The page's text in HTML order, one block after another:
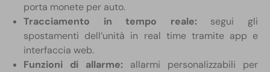
porta monete per auto.
Tracciamento in tempo reale: segui gli
spostamenti dell’unità in real time tramite app e
interfaccia web.
Funzioni di allarme: allarmi personalizzabili per